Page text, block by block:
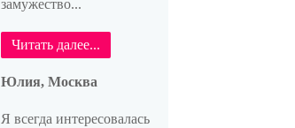
замужество...
Читать далее...
Юлия, Москва
Я всегда интересовалась